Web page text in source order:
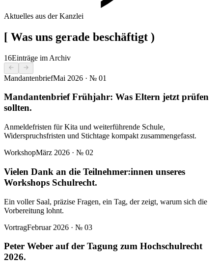
Aktuelles aus der Kanzlei
[ Was uns gerade beschäftigt )
16Einträge im Archiv
MandantenbriefMai 2026 · № 01
Mandantenbrief Frühjahr: Was Eltern jetzt prüfen
sollten.
Anmeldefristen für Kita und weiterführende Schule,
Widerspruchsfristen und Stichtage kompakt zusammengefasst.
WorkshopMärz 2026 · № 02
Vielen Dank an die Teilnehmer:innen unseres
Workshops Schulrecht.
Ein voller Saal, präzise Fragen, ein Tag, der zeigt, warum sich die
Vorbereitung lohnt.
VortragFebruar 2026 · № 03
Peter Weber auf der Tagung zum Hochschulrecht
2026.